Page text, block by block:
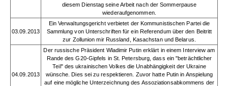
diesem Dienstag seine Arbeit nach der Sommerpause
wiederaufgenommen.
03.09.2013
Ein Verwaltungsgericht verbietet der Kommunistischen Partei die
Sammlung von Unterschriften für ein Referendum über den Beitritt
zur Zollunion mir Russland, Kasachstan und Belarus.
04.09.2013
Der russische Präsident Wladimir Putin erklärt in einem Interview am
Rande des G20-Gipfels in St. Petersburg, dass ein "beträchtlicher
Teil" des ukrainischen Volkes die Unabhängigkeit der Ukraine
wünsche. Dies sei zu respektieren. Zuvor hatte Putin in Anspielung
auf eine mögliche Unterzeichnung des Assoziationsabkommens der